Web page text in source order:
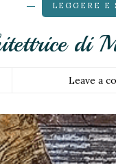
LEGGERE E
di
Leave a